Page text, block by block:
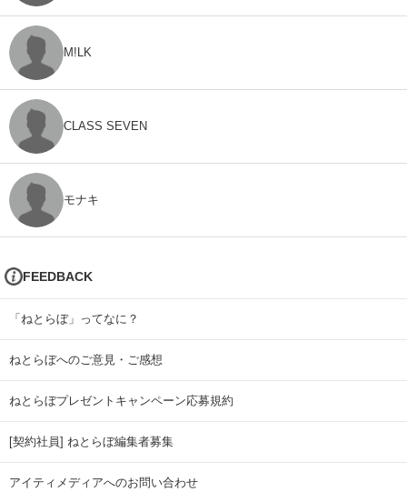
M!LK
CLASS SEVEN
モナキ
FEEDBACK
「ねとらぼ」ってなに？
ねとらぼへのご意見・ご感想
ねとらぼプレゼントキャンペーン応募規約
[契約社員] ねとらぼ編集者募集
アイティメディアへのお問い合わせ